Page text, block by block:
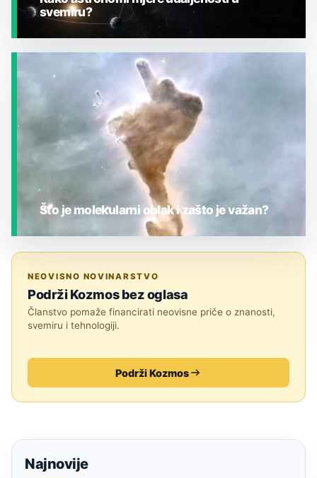
svemiru?
Što je molekularni oblak i zašto je važan?
NEOVISNO NOVINARSTVO
Podrži Kozmos bez oglasa
Članstvo pomaže financirati neovisne priče o znanosti,
svemiru i tehnologiji.
Podrži Kozmos
Najnovije